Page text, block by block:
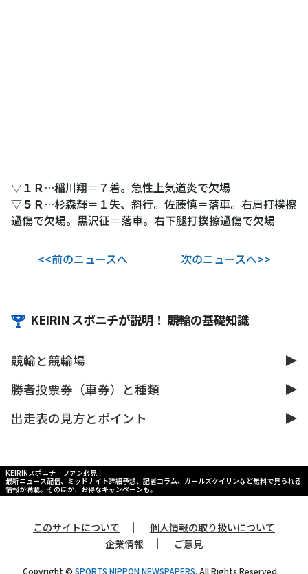
▽１Ｒ …稲川翔＝７着。急性上気道炎で欠場
▽５Ｒ …杉森輝＝１失、斜行。佐藤慎＝落車。右肩打撲擦
過傷で欠場。黒沢征＝落車。右下腿打撲擦過傷で欠場
<<前のニュースへ 次のニュースへ>>
KEIRIN スポニチが説明！ 競輪の基礎知識
競輪と競輪場
勝者投票券（車券）と種類
出走表の見方とポイント
KEIRINスポニチ ファン必見！
最新ニュース配信、ミッドナイト詳細予想、記者コラム、ガールズケイリンなど無料で見られる
情報が満載。そのほか、お得なキャンペーンも。
このサイトについて ｜
個人情報の取り扱いについて
企業情報
｜ ご意見
Copyright © SPORTS NIPPON NEWSPAPERS. All Rights Reserved.